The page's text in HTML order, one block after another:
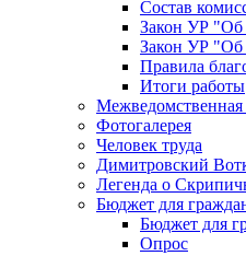
Состав
Закон УР "Об
Закон УР "Об
Правила
Итоги работы
Межведомственная
Фотогалерея
Человек труда
Димитровский
Легенда о
Бюджет для
Бюджет для
Опрос